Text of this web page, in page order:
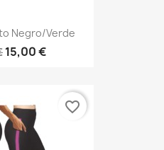
Negro/verde
15,00 €
favorite_border